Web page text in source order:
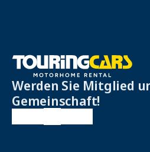
Werden Sie Mitglied
Gemeinschaft!